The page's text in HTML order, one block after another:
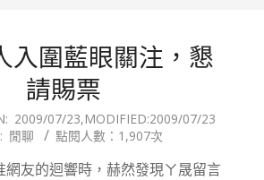
入圍藍眼關注，懇
請賜票
2009/07/23,MODIFIED:2009/07/23
閒聊 點閱人數：1,907次
網友的迴響時，赫然發現ㄚ晟留言